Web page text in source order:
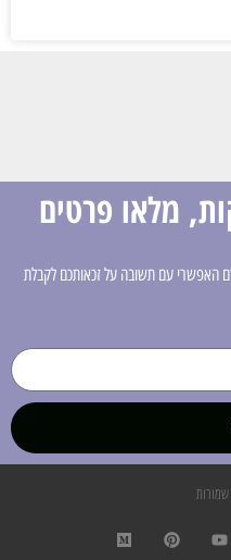
מלאו פרטים
האפשרי עם תשובה על זכאותכם לקבלת